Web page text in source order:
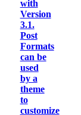
with
Version
3.1.
Post
Formats
can be
used
by a
theme
to
customize